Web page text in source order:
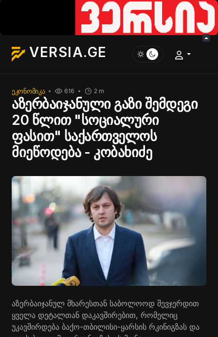
VERSIA.GE
ᲔᲙᲝᲜᲝᲛᲘᲙᲐ 2 m
616
აზერბაიჯანული გაზი შემდეგი
20 წლით "სოციალური
ფასით" საქართველოს
მიეწოდება - კობახიძე
აზერბაიჯანულ მხარესთან საბოლოოდ შევჯერდით
ყველა დეტალთან დაკავშირებით, რომელიც
უკავშირდება ბაქო-თბილისი-ყარსის რკინიგზას და